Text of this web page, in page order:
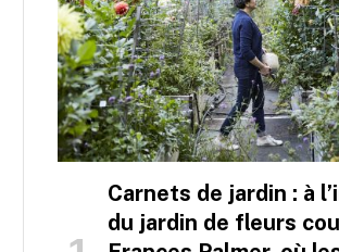
Carnets de jardin : à
du jardin de fleurs